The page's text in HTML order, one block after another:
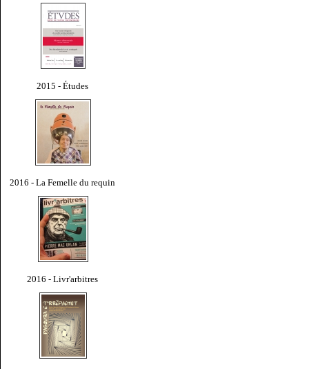
2015 - Études
2016 - La Femelle du requin
2016 - Livr'arbitres